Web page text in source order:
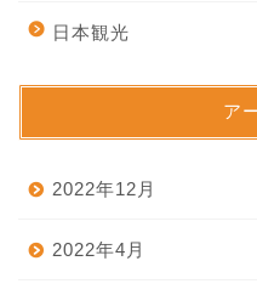
日本観光
ア
2022年12月
2022年4月